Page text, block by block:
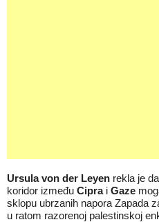
Ursula von der Leyen rekla je
koridor između Cipra i Gaze
sklopu ubrzanih napora Zapada
u ratom razorenoj palestinskoj